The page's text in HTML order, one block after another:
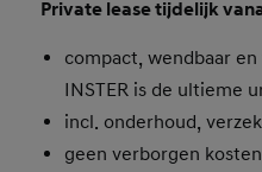
Private lease tijdelijk
compact, wendbaar
INSTER is de ultieme
incl. onderhoud,
geen verborgen